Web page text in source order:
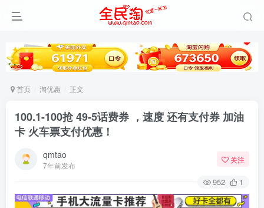
首页 淘优惠 正文
100.1-100抢 49-5话费券 ，速度 还有支付券 加油
卡 火车票支付优惠！
qmtao
7年前发布
关注
952 1